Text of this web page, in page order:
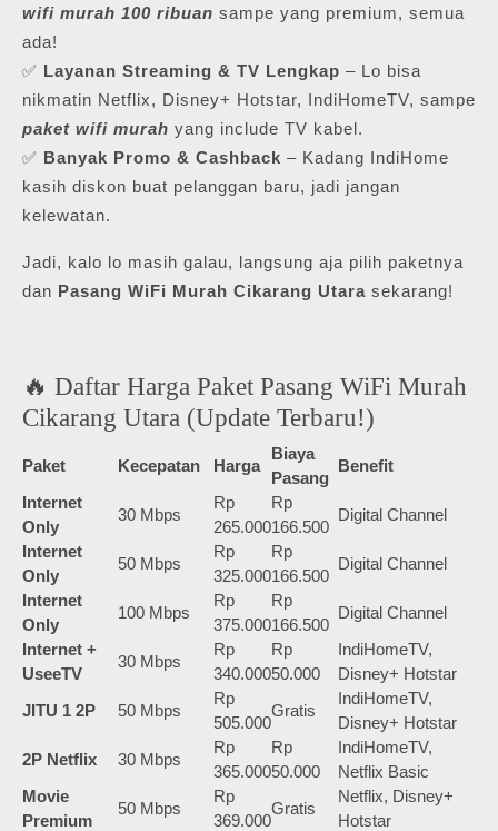
wifi murah 100 ribuan sampe yang premium, semua
ada!
✅ Layanan Streaming & TV Lengkap – Lo bisa
nikmatin Netflix, Disney+ Hotstar, IndiHomeTV, sampe
paket wifi murah yang include TV kabel.
✅ Banyak Promo & Cashback – Kadang IndiHome
kasih diskon buat pelanggan baru, jadi jangan
kelewatan.
Jadi, kalo lo masih galau, langsung aja pilih paketnya
dan Pasang WiFi Murah Cikarang Utara sekarang!
🔥 Daftar Harga Paket Pasang WiFi Murah
Cikarang Utara (Update Terbaru!)
Paket Kecepatan Harga
Biaya
Pasang
Benefit
Internet
Only
30 Mbps
Rp
265.000
Rp
166.500
Digital Channel
Internet
Only
50 Mbps
Rp
325.000
Rp
166.500
Digital Channel
Internet
Only
100 Mbps
Rp
375.000
Rp
166.500
Digital Channel
Internet +
UseeTV
30 Mbps
Rp
340.000
Rp
50.000
IndiHomeTV,
Disney+ Hotstar
JITU 1 2P
50 Mbps
Rp
505.000
Gratis
IndiHomeTV,
Disney+ Hotstar
2P Netflix
30 Mbps
Rp
365.000
Rp
50.000
IndiHomeTV,
Netflix Basic
Movie
Premium
50 Mbps
Rp
369.000
Gratis
Netflix, Disney+
Hotstar